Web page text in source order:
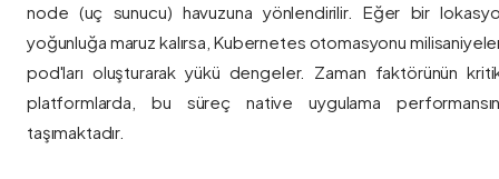
node (uç sunucu) havuzuna yönlendirilir. Eğer bir
yoğunluğa maruz kalırsa, Kubernetes otomasyonu
pod'ları oluşturarak yükü dengeler. Zaman faktörünün
platformlarda, bu süreç native uygulama
taşımaktadır.